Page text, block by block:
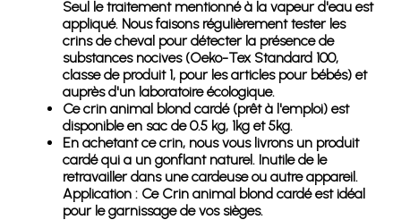
Seul le traitement mentionné à la vapeur d'eau est
appliqué. Nous faisons régulièrement tester les
crins de cheval pour détecter la présence de
substances nocives (Oeko-Tex Standard 100,
classe de produit 1, pour les articles pour bébés) et
auprès d'un laboratoire écologique.
Ce crin animal blond cardé (prêt à l'emploi) est
disponible en sac de 0.5 kg, 1kg et 5kg.
En achetant ce crin, nous vous livrons un produit
cardé qui a un gonflant naturel. Inutile de le
retravailler dans une cardeuse ou autre appareil.
Application : Ce Crin animal blond cardé est idéal
pour le garnissage de vos sièges.